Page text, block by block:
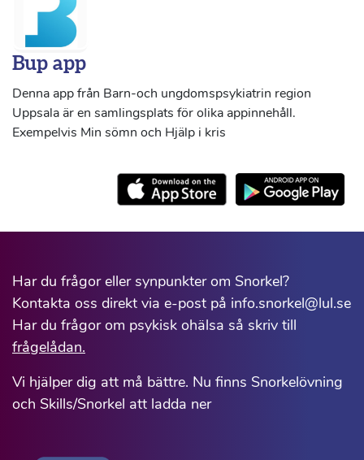
Bup app
Denna app från Barn-och ungdomspsykiatrin region
Uppsala är en samlingsplats för olika appinnehåll.
Exempelvis Min sömn och Hjälp i kris
Har du frågor eller synpunkter om Snorkel?
Kontakta oss direkt via e-post på info.snorkel@lul.se
Har du frågor om psykisk ohälsa så skriv till
frågelådan.
Vi hjälper dig att må bättre. Nu finns Snorkelövning
och Skills/Snorkel att ladda ner